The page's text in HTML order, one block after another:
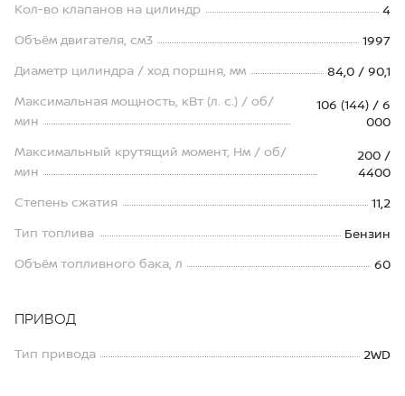
Кол-во клапанов на цилиндр
4
Объём двигателя, см3
1997
Диаметр цилиндра / ход поршня, мм
84,0 / 90,1
Максимальная мощность, кВт (л. с.) / об/
мин
106 (144) / 6
000
Максимальный крутящий момент, Нм / об/
мин
200 /
4400
Степень сжатия
11,2
Тип топлива
Бензин
Объём топливного бака, л
60
ПРИВОД
Тип привода 2WD